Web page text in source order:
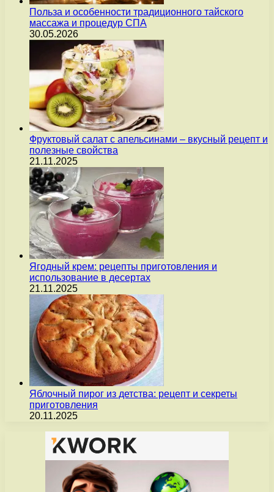
Польза и особенности традиционного тайского
массажа и процедур СПА
30.05.2026
Фруктовый салат с апельсинами – вкусный рецепт и
полезные свойства
21.11.2025
Ягодный крем: рецепты приготовления и
использование в десертах
21.11.2025
Яблочный пирог из детства: рецепт и секреты
приготовления
20.11.2025